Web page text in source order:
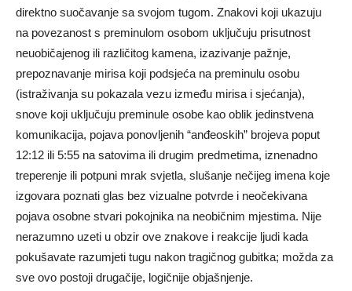
direktno suočavanje sa svojom tugom. Znakovi koji ukazuju
na povezanost s preminulom osobom uključuju prisutnost
neuobičajenog ili različitog kamena, izazivanje pažnje,
prepoznavanje mirisa koji podsjeća na preminulu osobu
(istraživanja su pokazala vezu između mirisa i sjećanja),
snove koji uključuju preminule osobe kao oblik jedinstvena
komunikacija, pojava ponovljenih “anđeoskih” brojeva poput
12:12 ili 5:55 na satovima ili drugim predmetima, iznenadno
treperenje ili potpuni mrak svjetla, slušanje nečijeg imena koje
izgovara poznati glas bez vizualne potvrde i neočekivana
pojava osobne stvari pokojnika na neobičnim mjestima. Nije
nerazumno uzeti u obzir ove znakove i reakcije ljudi kada
pokušavate razumjeti tugu nakon tragičnog gubitka; možda za
sve ovo postoji drugačije, logičnije objašnjenje.